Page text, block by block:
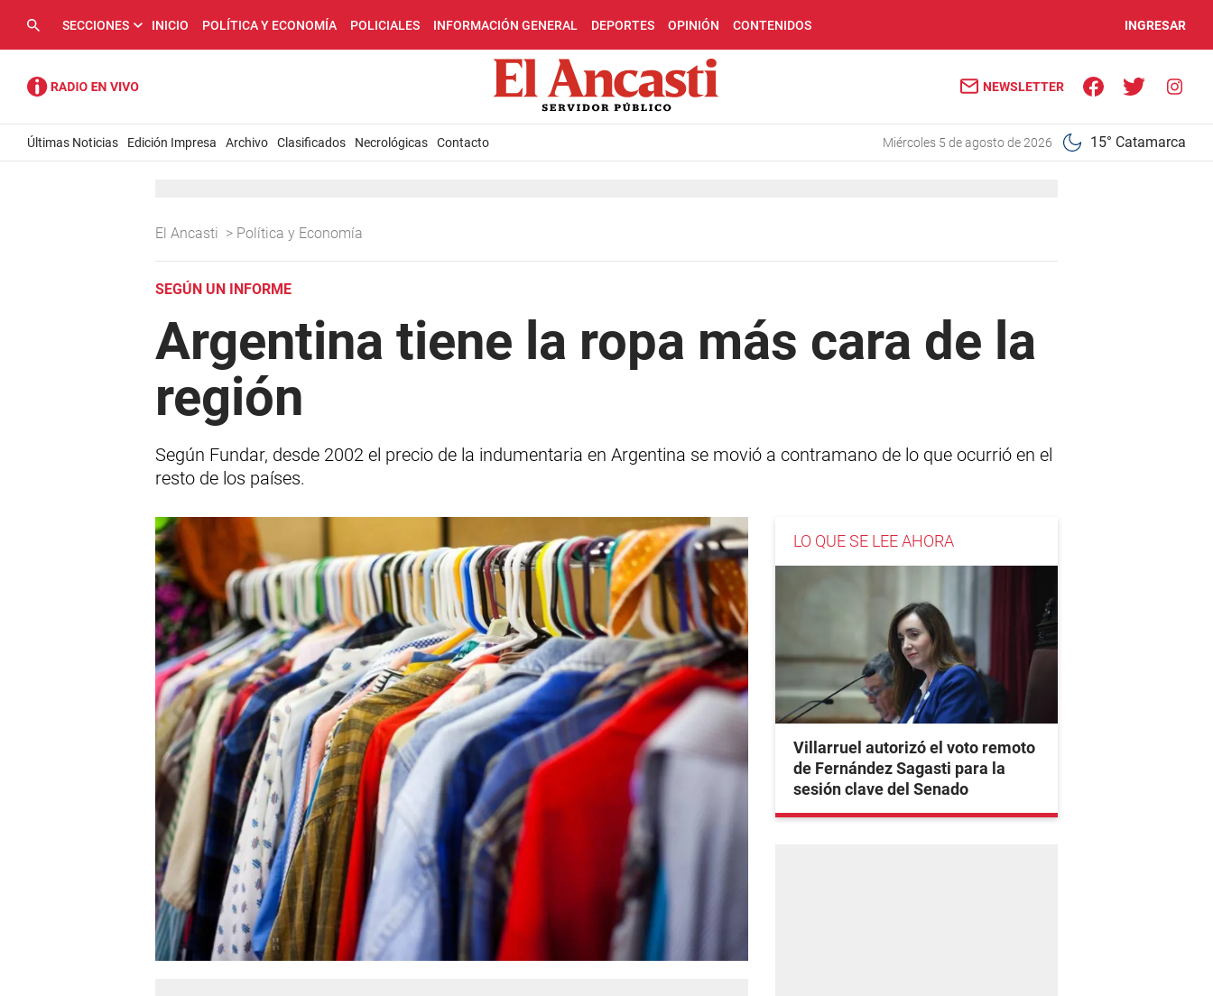
SECCIONES INICIO POLÍTICA Y ECONOMÍA POLICIALES INFORMACIÓN GENERAL DEPORTES OPINIÓN CONTENIDOS INGRESAR
NEWSLETTER
Últimas Noticias Edición Impresa Archivo Clasificados Necrológicas Contacto miércoles 5 de agosto de 2026 15° Catamarca
El Ancasti > Política y Economía
SEGÚN UN INFORME
Argentina tiene la ropa más cara de la
región
Según Fundar, desde 2002 el precio de la indumentaria en Argentina se movió a contramano de lo que ocurrió en el
resto de los países.
LO QUE SE LEE AHORA
Villarruel autorizó el voto remoto
de Fernández Sagasti para la
sesión clave del Senado